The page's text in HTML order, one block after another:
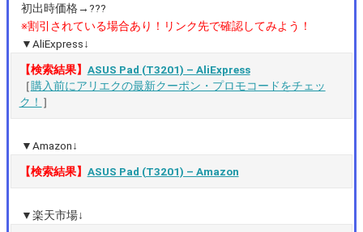
初出時価格→???
※割引されている場合あり！リンク先で確認してみよう！
▼AliExpress↓
【検索結果】 ASUS Pad (T3201) – AliExpress
［購入前にアリエクの最新クーポン・プロモコードをチェッ
ク！ ］
▼Amazon↓
【検索結果】 ASUS Pad (T3201) – Amazon
▼楽天市場↓